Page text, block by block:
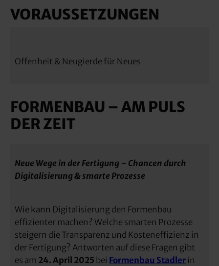
VORAUSSETZUNGEN
Offenheit & Neugierde für Neues
FORMENBAU – AM PULS
DER ZEIT
Neue Wege in der Fertigung – Chancen durch
Digitalisierung & smarte Prozesse
Wie kann Digitalisierung den Formenbau
effizienter machen? Welche smarten Prozesse
steigern die Transparenz und Kosteneffizienz in
der Fertigung? Antworten auf diese Fragen gibt
es am 24. April 2025 bei Formenbau Stadlerin